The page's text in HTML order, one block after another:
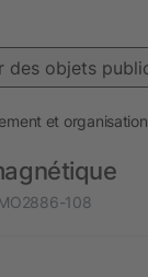
publicitaires
et organisation
108